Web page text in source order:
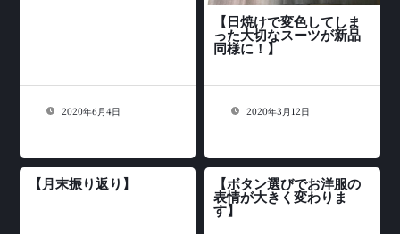
2020年6月4日
【日焼けで変色してしま
った大切なスーツが新品
同様に！】
2020年3月12日
【月末振り返り】 【ボタン選びでお洋服の
表情が大きく変わりま
す】